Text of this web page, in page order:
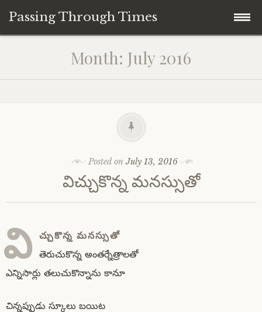
Passing Through Times
content
Month: July 2016
Posted onJuly 13, 2016
విచ్చుకొన్న మనస్సుతో
వి చ్చుకొన్న మనస్సుతో
తెరుచుకొన్న అంతర్నేత్రాలతో
ఎన్నిసార్లు తలుచుకొన్నాను కానూ
చిన్నప్పుడు స్కూలు బయిట